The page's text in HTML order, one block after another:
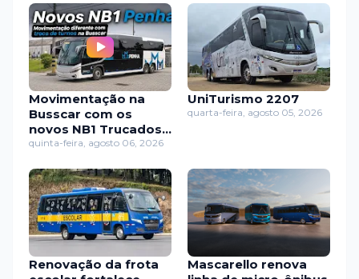
Movimentação na
Busscar com os
novos NB1 Trucados
da Penha
quinta-feira, agosto 06, 2026
UniTurismo 2207
quarta-feira, agosto 05, 2026
Renovação da frota
Mascarello renova